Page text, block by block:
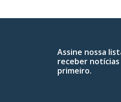
Assine nossa
receber
primeiro.